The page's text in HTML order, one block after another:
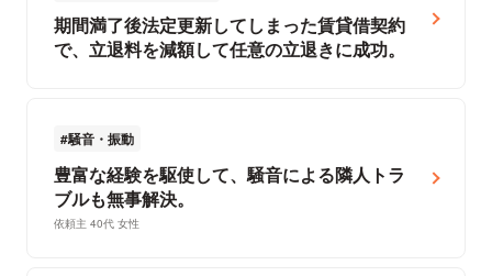
期間満了後法定更新してしまった賃貸借契約
で、立退料を減額して任意の立退きに成功。
騒音・振動
豊富な経験を駆使して、騒音による隣人トラ
ブルも無事解決。
依頼主 40代 女性